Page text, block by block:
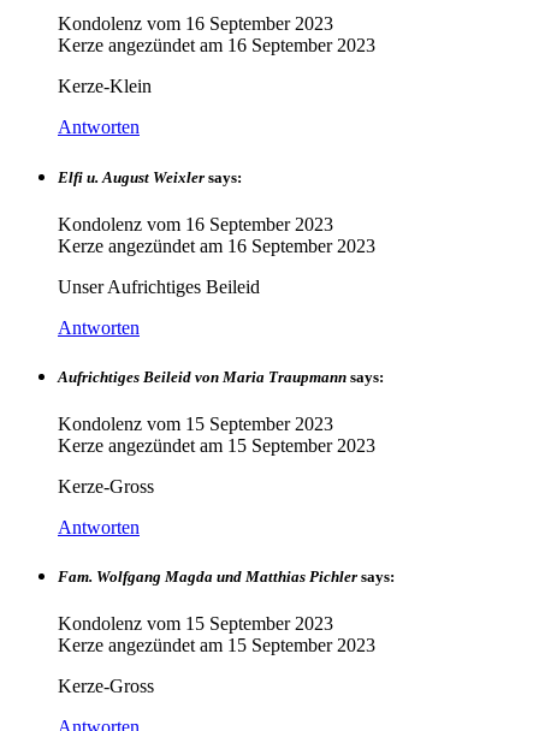
Kondolenz vom 16 September 2023
Kerze angezündet am 16 September 2023
Kerze-Klein
Antworten
Elfi u. August Weixler says:
Kondolenz vom 16 September 2023
Kerze angezündet am 16 September 2023
Unser Aufrichtiges Beileid
Antworten
Aufrichtiges Beileid von Maria Traupmann says:
Kondolenz vom 15 September 2023
Kerze angezündet am 15 September 2023
Kerze-Gross
Antworten
Fam. Wolfgang Magda und Matthias Pichler says:
Kondolenz vom 15 September 2023
Kerze angezündet am 15 September 2023
Kerze-Gross